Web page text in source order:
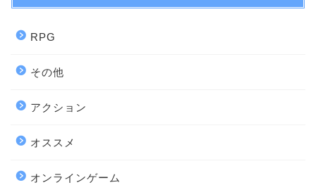
RPG
その他
アクション
オススメ
オンラインゲーム